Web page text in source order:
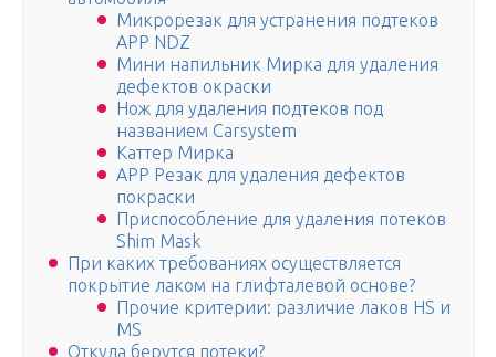
Микрорезак для устранения подтеков
APP NDZ
Мини напильник Мирка для удаления
дефектов окраски
Нож для удаления подтеков под
названием Carsystem
Каттер Мирка
APP Резак для удаления дефектов
покраски
Приспособление для удаления потеков
Shim Mask
При каких требованиях осуществляется
покрытие лаком на глифталевой основе?
Прочие критерии: различие лаков HS и
MS
Откуда берутся потеки?